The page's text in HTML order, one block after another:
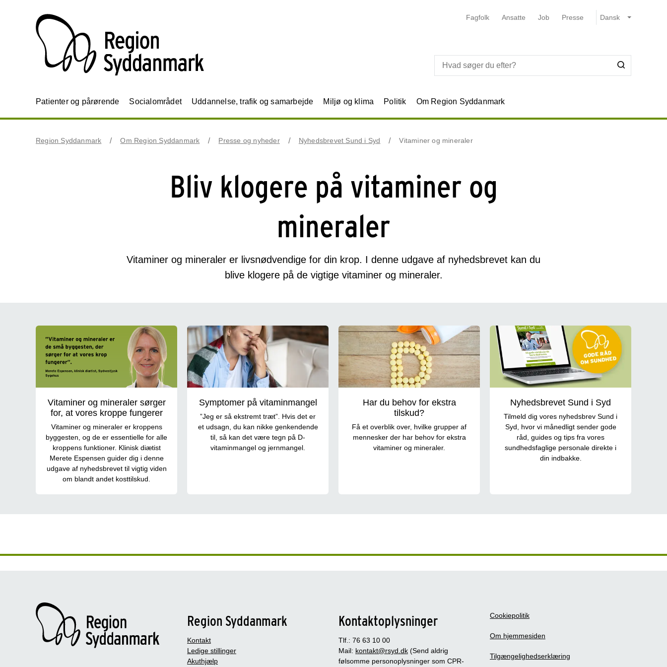
Fagfolk Ansatte Job Presse
Patienter og pårørende Socialområdet Uddannelse, trafik og samarbejde Miljø og klima Politik Om Region Syddanmark
Region Syddanmark Om Region Syddanmark Presse og nyheder Nyhedsbrevet Sund i Syd Vitaminer og mineraler
Bliv klogere på vitaminer og
mineraler
Vitaminer og mineraler er livsnødvendige for din krop. I denne udgave af nyhedsbrevet kan du
blive klogere på de vigtige vitaminer og mineraler.
Vitaminer og mineraler
Vitaminer og mineraler sørger
for, at vores kroppe fungerer
Vitaminer og mineraler er kroppens
byggesten, og de er essentielle for alle
kroppens funktioner. Klinisk diætist
Merete Espensen guider dig i denne
udgave af nyhedsbrevet til vigtig viden
om blandt andet kosttilskud.
Symptomer på vitaminmangel
”Jeg er så ekstremt træt”. Hvis det er
et udsagn, du kan nikke genkendende
til, så kan det være tegn på D-
vitaminmangel og jernmangel.
Har du behov for ekstra
tilskud?
Få et overblik over, hvilke grupper af
mennesker der har behov for ekstra
vitaminer og mineraler.
Nyhedsbrevet Sund i Syd
Tilmeld dig vores nyhedsbrev Sund i
Syd, hvor vi månedligt sender gode
råd, guides og tips fra vores
sundhedsfaglige personale direkte i
din indbakke.
Region Syddanmark
Kontakt
Ledige stillinger
Akuthjælp
Kontaktoplysninger
Tlf.: 76 63 10 00
Mail: kontakt@rsyd.dk (Send aldrig
følsomme personoplysninger som CPR-
Cookiepolitik
Om hjemmesiden
Tilgængelighedserklæring